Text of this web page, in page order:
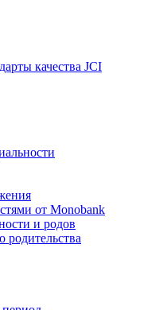
качества JCI
от Monobank
и родов
родительства